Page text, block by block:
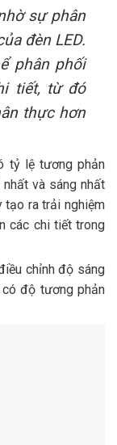
sự phân
đèn LED.
phân phối
tiết, từ đó
thực hơn
tỷ lệ tương phản
và sáng nhất
tạo ra trải nghiệm
các chi tiết trong
chỉnh độ sáng
độ tương phản